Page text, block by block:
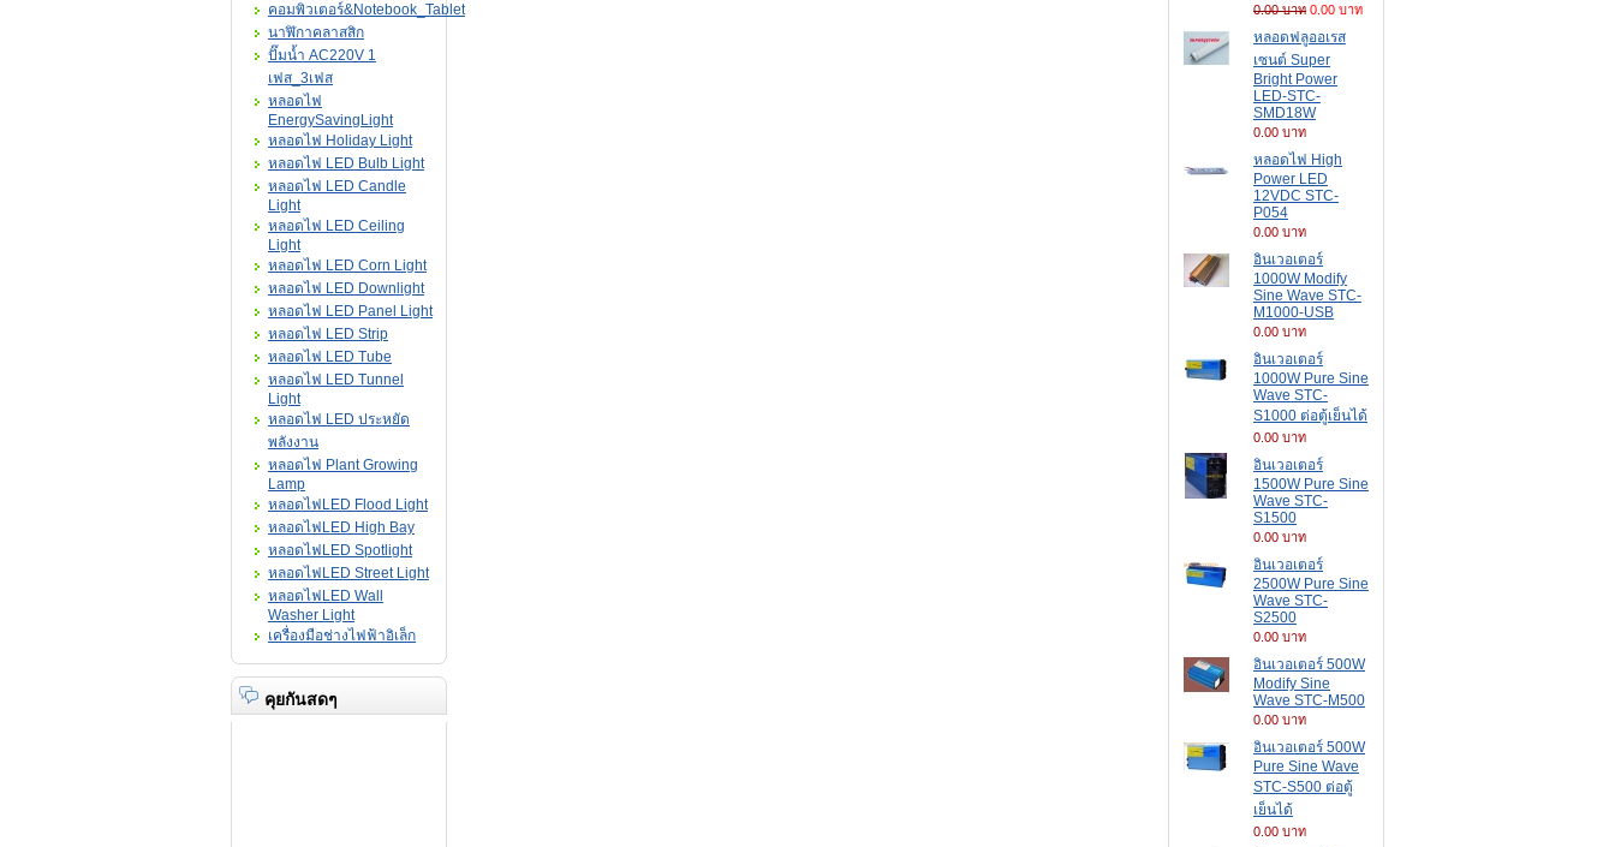
คอมพิวเตอร์&Notebook_Tablet
นาฬิกาคลาสสิก
ปั๊มน้ำ AC220V 1
เฟส_3เฟส
หลอดไฟ
EnergySavingLight
หลอดไฟ Holiday Light
หลอดไฟ LED Bulb Light
หลอดไฟ LED Candle
Light
หลอดไฟ LED Ceiling
Light
หลอดไฟ LED Corn Light
หลอดไฟ LED Downlight
หลอดไฟ LED Panel Light
หลอดไฟ LED Strip
หลอดไฟ LED Tube
หลอดไฟ LED Tunnel
Light
หลอดไฟ LED ประหยัด
พลังงาน
หลอดไฟ Plant Growing
Lamp
หลอดไฟLED Flood Light
หลอดไฟLED High Bay
หลอดไฟLED Spotlight
หลอดไฟLED Street Light
หลอดไฟLED Wall
Washer Light
เครื่องมือช่างไฟฟ้าอิเล็ก
คุยกันสดๆ
0.00 บาท 0.00 บาท
หลอดฟลูออเรส
เซนต์ Super
Bright Power
LED-STC-
SMD18W
0.00 บาท
หลอดไฟ High
Power LED
12VDC STC-
P054
0.00 บาท
อินเวอเตอร์
1000W Modify
Sine Wave STC-
M1000-USB
0.00 บาท
อินเวอเตอร์
1000W Pure Sine
Wave STC-
S1000 ต่อตู้เย็นได้
0.00 บาท
อินเวอเตอร์
1500W Pure Sine
Wave STC-
S1500
0.00 บาท
อินเวอเตอร์
2500W Pure Sine
Wave STC-
S2500
0.00 บาท
อินเวอเตอร์ 500W
Modify Sine
Wave STC-M500
0.00 บาท
อินเวอเตอร์ 500W
Pure Sine Wave
STC-S500 ต่อตู้
เย็นได้
0.00 บาท